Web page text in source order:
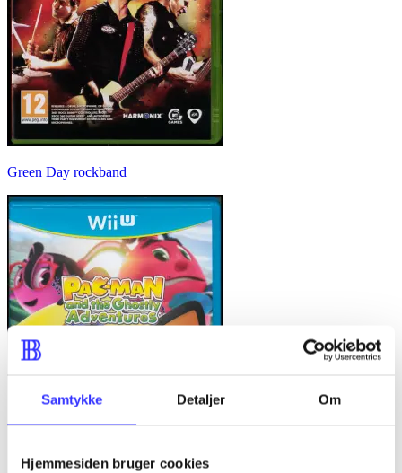
Samtykke Detaljer Om
Hjemmesiden bruger cookies
Green Day rockband